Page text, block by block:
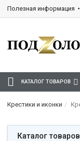
Полезная информация
КАТАЛОГ ТОВАРОВ
Крестики и иконки
Каталог товаров